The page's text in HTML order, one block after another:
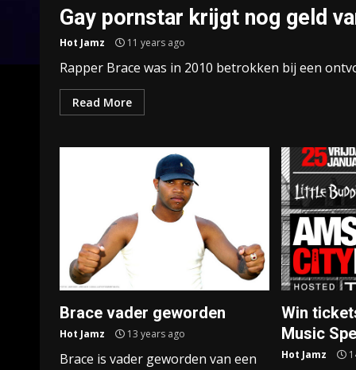
Gay pornstar krijgt nog geld
Hot Jamz 11 years ago
Rapper Brace was in 2010 betrokken bij een
Read More
Brace vader geworden
Hot Jamz 13 years ago
Brace is vader geworden van een
Win
Music
Hot Jamz